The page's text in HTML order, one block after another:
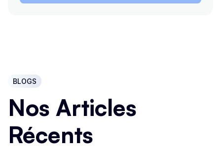
BLOGS
Nos Articles
Récents